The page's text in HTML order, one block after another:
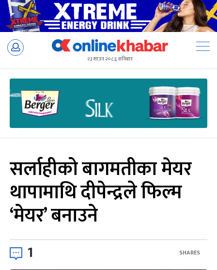
Skip
२३ साउन २०८३, शनिबार
सर्लाहीको बागमतीका मेयर
थापामाथि दीपेन्द्रले फिल्म
‘मेयर’ बनाउने
1 SHARES